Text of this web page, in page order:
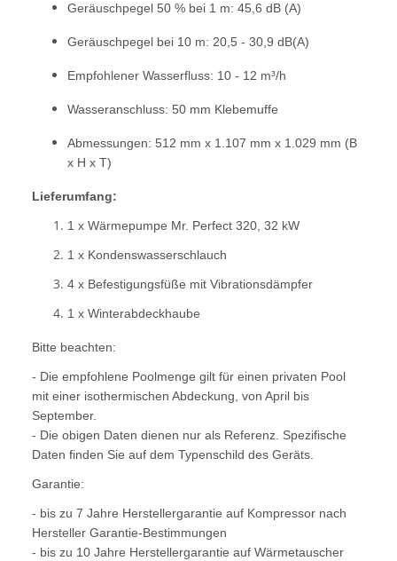
Geräuschpegel 50 % bei 1 m: 45,6 dB (A)
Geräuschpegel bei 10 m: 20,5 - 30,9 dB(A)
Empfohlener Wasserfluss: 10 - 12 m³/h
Wasseranschluss: 50 mm Klebemuffe
Abmessungen: 512 mm x 1.107 mm x 1.029 mm (B
x H x T)
Lieferumfang:
1 x Wärmepumpe Mr. Perfect 320, 32 kW
1 x Kondenswasserschlauch
4 x Befestigungsfüße mit Vibrationsdämpfer
1 x Winterabdeckhaube
Bitte beachten:
- Die empfohlene Poolmenge gilt für einen privaten Pool
mit einer isothermischen Abdeckung, von April bis
September.
- Die obigen Daten dienen nur als Referenz. Spezifische
Daten finden Sie auf dem Typenschild des Geräts.
Garantie:
- bis zu 7 Jahre Herstellergarantie auf Kompressor nach
Hersteller Garantie-Bestimmungen
- bis zu 10 Jahre Herstellergarantie auf Wärmetauscher